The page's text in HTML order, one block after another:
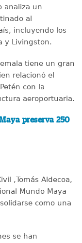
analiza un
al
incluyendo los
y Livingston.
tiene un gran
relacionó el
con la
aeroportuaria.
preserva 250
,Tomás Aldecoa,
Mundo Maya
como una
se han